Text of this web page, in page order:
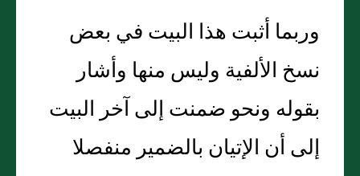
وربما أثبت هذا البيت في بعض
نسخ الألفية وليس منها وأشار
بقوله ونحو ضمنت إلى آخر البيت
إلى أن الإتيان بالضمير منفصلا